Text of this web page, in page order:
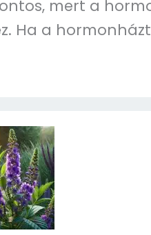
mert a
Ha a